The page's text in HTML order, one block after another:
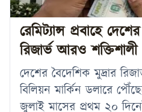
রেমিট্যান্স প্রবাহে
রিজার্ভ আরও শক্তিশালী
দেশের বৈদেশিক মুদ্রার
বিলিয়ন মার্কিন ডলারে
জুলাই মাসের প্রথম ২০